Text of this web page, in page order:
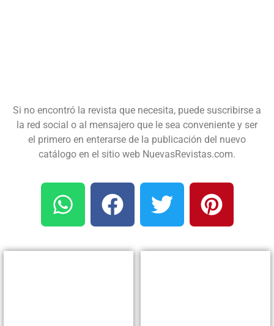
Si no encontró la revista que necesita, puede suscribirse a
la red social o al mensajero que le sea conveniente y ser
el primero en enterarse de la publicación del nuevo
catálogo en el sitio web NuevasRevistas.com.